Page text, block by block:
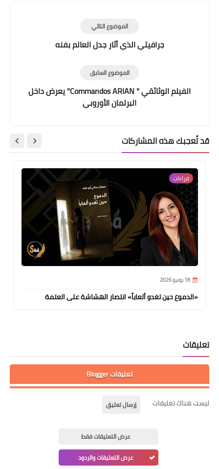
الموضوع التالي
جرافيتي الذي أثار جدل العالم بفنه
الموضوع السابق
الفيلم الوثائقي " Commandos ARIAN" يعرض داخل
البرلمان الأوروبي
قد تُعجبك هذه المشاركات
قراءات
18 يونيو 2026
«الدموع حين تغدو ألعاباً» انتصار الهشاشة على العتمة
تعليقات
تعليقات Blogger
ليست هناك تعليقات إرسال تعليق
عرض التعليقات فقط
عرض التعليقات والردود